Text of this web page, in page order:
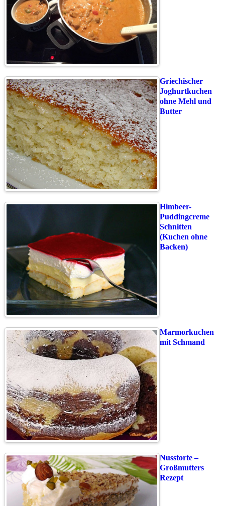
Griechischer
Joghurtkuchen
ohne Mehl und
Butter
Himbeer-
Puddingcreme
Schnitten
(Kuchen ohne
Backen)
Marmorkuchen
mit Schmand
Nusstorte –
Großmutters
Rezept